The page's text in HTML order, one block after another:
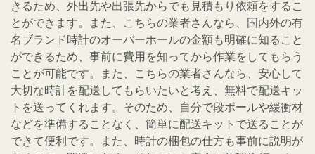
きるため、外出先や出張先からでも見積もり依頼をするこ
とができます。また、こちらの業者さんなら、国内外の有
名ブランド時計のオーバーホールの金額も明確に知ること
ができるため、事前に費用を知ってから作業をしてもらう
ことが可能です。また、こちらの業者さんなら、安心して
大切な時計を配送してもらいたいと考え、無料で配送キッ
トを送ってくれます。そのため、自分で段ボールや緩衝材
などを準備することなく、簡単に配送キットで送ることが
できて便利です。また、時計の梱包の仕方も事前に説明が